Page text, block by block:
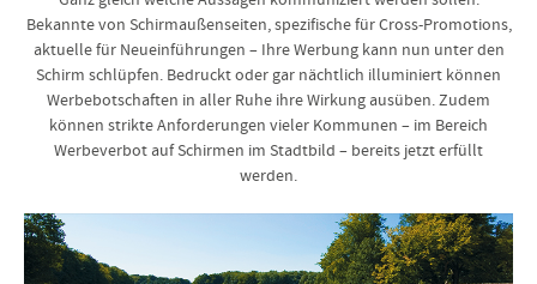
Bekannte von Schirmaußenseiten, spezifische für Cross-Promotions,
aktuelle für Neueinführungen – Ihre Werbung kann nun unter den
Schirm schlüpfen. Bedruckt oder gar nächtlich illuminiert können
Werbebotschaften in aller Ruhe ihre Wirkung ausüben. Zudem
können strikte Anforderungen vieler Kommunen – im Bereich
Werbeverbot auf Schirmen im Stadtbild – bereits jetzt erfüllt
werden.